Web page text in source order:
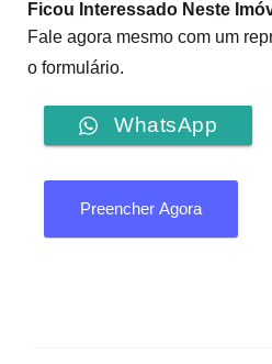
Ficou Interessado Neste
Fale agora mesmo com um
o formulário.
WhatsApp
Preencher Agora